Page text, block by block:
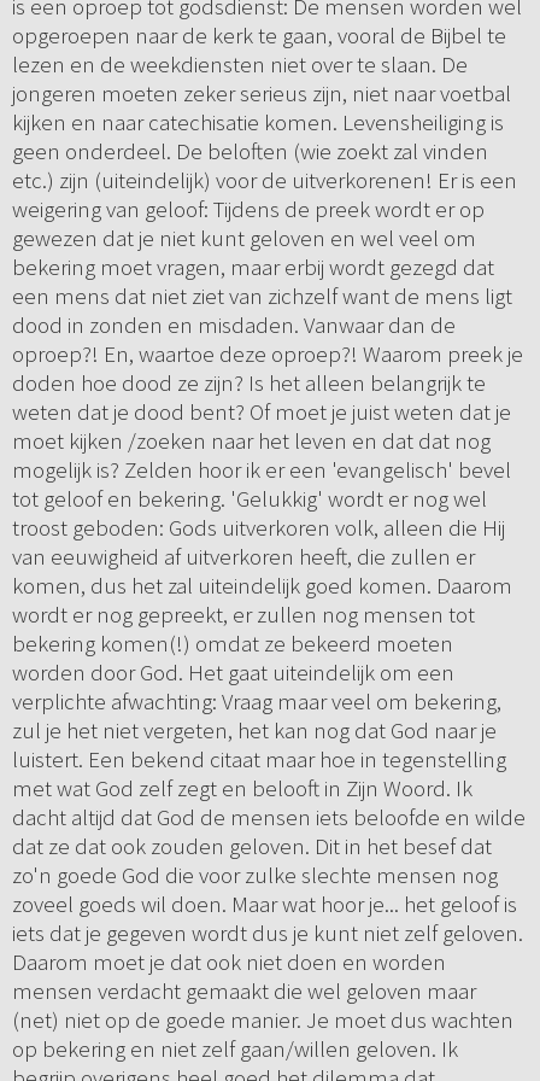
is een oproep tot godsdienst: De mensen worden wel
opgeroepen naar de kerk te gaan, vooral de Bijbel te
lezen en de weekdiensten niet over te slaan. De
jongeren moeten zeker serieus zijn, niet naar voetbal
kijken en naar catechisatie komen. Levensheiliging is
geen onderdeel. De beloften (wie zoekt zal vinden
etc.) zijn (uiteindelijk) voor de uitverkorenen! Er is een
weigering van geloof: Tijdens de preek wordt er op
gewezen dat je niet kunt geloven en wel veel om
bekering moet vragen, maar erbij wordt gezegd dat
een mens dat niet ziet van zichzelf want de mens ligt
dood in zonden en misdaden. Vanwaar dan de
oproep?! En, waartoe deze oproep?! Waarom preek je
doden hoe dood ze zijn? Is het alleen belangrijk te
weten dat je dood bent? Of moet je juist weten dat je
moet kijken /zoeken naar het leven en dat dat nog
mogelijk is? Zelden hoor ik er een 'evangelisch' bevel
tot geloof en bekering. 'Gelukkig' wordt er nog wel
troost geboden: Gods uitverkoren volk, alleen die Hij
van eeuwigheid af uitverkoren heeft, die zullen er
komen, dus het zal uiteindelijk goed komen. Daarom
wordt er nog gepreekt, er zullen nog mensen tot
bekering komen(!) omdat ze bekeerd moeten
worden door God. Het gaat uiteindelijk om een
verplichte afwachting: Vraag maar veel om bekering,
zul je het niet vergeten, het kan nog dat God naar je
luistert. Een bekend citaat maar hoe in tegenstelling
met wat God zelf zegt en belooft in Zijn Woord. Ik
dacht altijd dat God de mensen iets beloofde en wilde
dat ze dat ook zouden geloven. Dit in het besef dat
zo'n goede God die voor zulke slechte mensen nog
zoveel goeds wil doen. Maar wat hoor je... het geloof is
iets dat je gegeven wordt dus je kunt niet zelf geloven.
Daarom moet je dat ook niet doen en worden
mensen verdacht gemaakt die wel geloven maar
(net) niet op de goede manier. Je moet dus wachten
op bekering en niet zelf gaan/willen geloven. Ik